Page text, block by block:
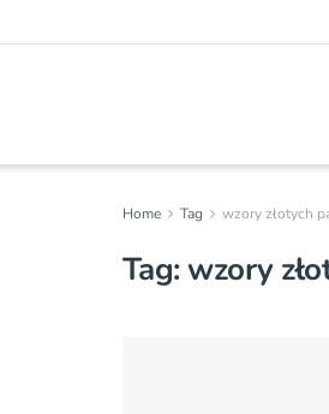
Home Tag wzory złotych
Tag:wzory